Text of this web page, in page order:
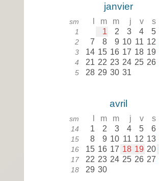
janvier
sm m m j v s
1 1 2 3 4 5
2 7 8 9 10 11 12
3 14 15 16 17 18 19
4 21 22 23 24 25 26
5 28 29 30 31
avril
sm m m j v s
14 1 2 3 4 5 6
15 8 9 10 11 12 13
16 15 16 17 18 19 20
17 22 23 24 25 26 27
18 29 30